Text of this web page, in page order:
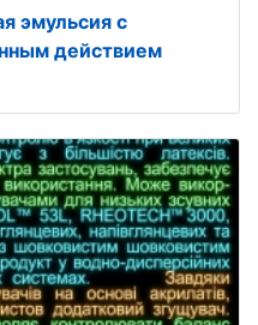
эмульсия с
действием